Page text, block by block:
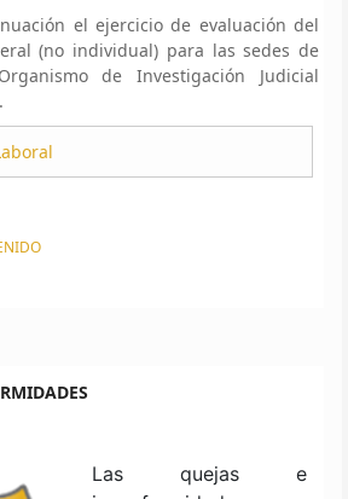
el ejercicio de evaluación del
(no individual) para las sedes de
de Investigación Judicial